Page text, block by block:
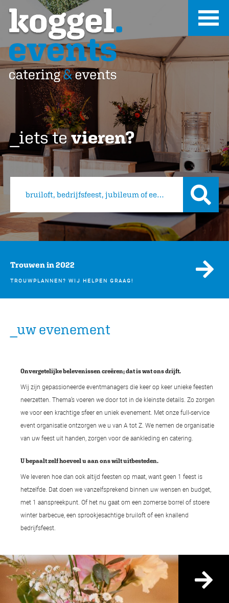
_iets tevieren?
Trouwen in 2022
TROUWPLANNEN? WIJ HELPEN GRAAG!
_uw evenement
Onvergetelijke belevenissen creëren; dat is wat ons drijft.
Wij zijn gepassioneerde eventmanagers die keer op keer unieke feesten
neerzetten. Thema’s voeren we door tot in de kleinste details. Zo zorgen
we voor een krachtige sfeer en uniek evenement. Met onze full-service
event organisatie ontzorgen we u van A tot Z. We nemen de organisatie
van uw feest uit handen, zorgen voor de aankleding en catering.
U bepaalt zelf hoeveel u aan ons wilt uitbesteden.
We leveren hoe dan ook altijd feesten op maat, want geen 1 feest is
hetzelfde. Dat doen we vanzelfsprekend binnen uw wensen en budget,
met 1 aanspreekpunt. Of het nu gaat om een zomerse borrel of stoere
winter barbecue, een sprookjesachtige bruiloft of een knallend
bedrijfsfeest.